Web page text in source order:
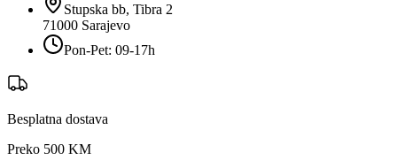
Stupska bb, Tibra 2
71000 Sarajevo
Pon-Pet: 09-17h
Besplatna dostava
Preko 500 KM